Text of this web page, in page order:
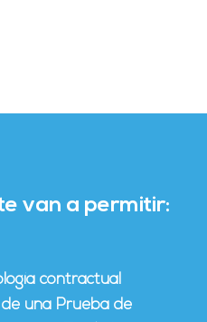
van a permitir:
contractual
una Prueba de